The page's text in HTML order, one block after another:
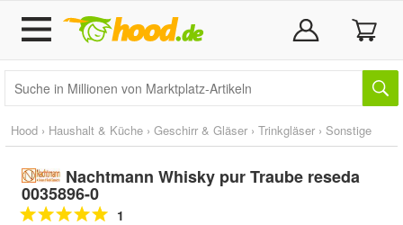
Hood › Haushalt & Küche › Geschirr & Gläser › Trinkgläser › Sonstige
Nachtmann Whisky pur Traube reseda
0035896-0
1